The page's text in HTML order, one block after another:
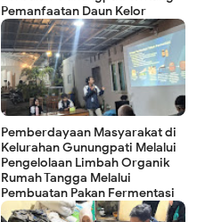
Pemanfaatan Daun Kelor
menjadi Pudding Bergizi serta
Pendampingan Anak di Era
Digital
Pemberdayaan Masyarakat di
Kelurahan Gunungpati Melalui
Pengelolaan Limbah Organik
Rumah Tangga Melalui
Pembuatan Pakan Fermentasi